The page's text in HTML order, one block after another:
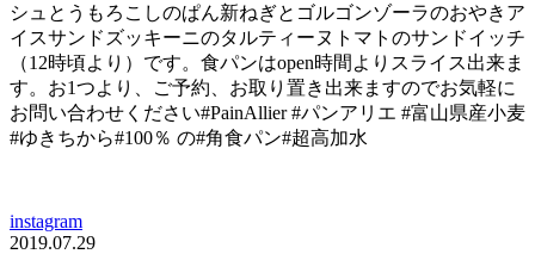
シュとうもろこしのぱん新ねぎとゴルゴンゾーラのおやきア
イスサンドズッキーニのタルティーヌトマトのサンドイッチ
（12時頃より）です。食パンはopen時間よりスライス出来ま
す。お1つより、ご予約、お取り置き出来ますのでお気軽に
お問い合わせください#PainAllier #パンアリエ #富山県産小麦
#ゆきちから#100％ の#角食パン#超高加水
instagram
2019.07.29